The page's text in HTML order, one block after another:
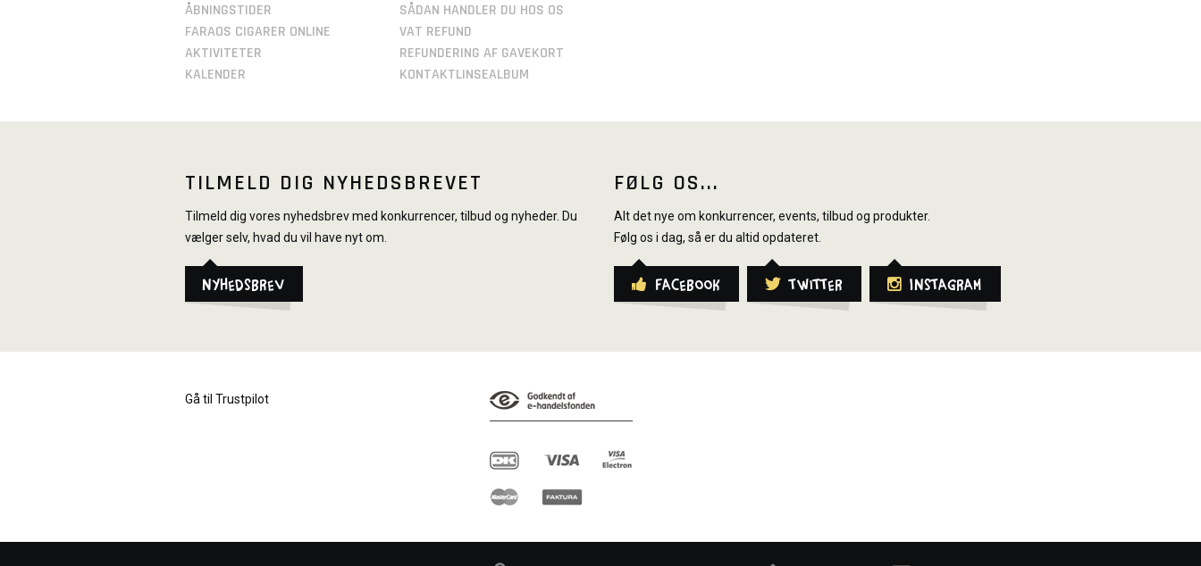
ÅBNINGSTIDER
FARAOS CIGARER ONLINE
AKTIVITETER
KALENDER
SÅDAN HANDLER DU HOS OS
VAT REFUND
REFUNDERING AF GAVEKORT
KONTAKTLINSEALBUM
TILMELD DIG NYHEDSBREVET
Tilmeld dig vores nyhedsbrev med konkurrencer, tilbud og nyheder. Du
vælger selv, hvad du vil have nyt om.
Nyhedsbrev
FØLG OS...
Alt det nye om konkurrencer, events, tilbud og produkter.
Følg os i dag, så er du altid opdateret.
Facebook Twitter Instagram
Gå til Trustpilot